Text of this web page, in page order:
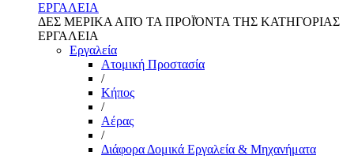
ΕΡΓΑΛΕΙΑ
ΔΕΣ ΜΕΡΙΚΑ ΑΠΌ ΤΑ ΠΡΟΪΌΝΤΑ ΤΗΣ ΚΑΤΗΓΟΡΙΑΣ
ΕΡΓΑΛΕΙΑ
Εργαλεία
Aτομική Προστασία
/
Kήπος
/
Αέρας
/
Διάφορα Δομικά Εργαλεία & Μηχανήματα